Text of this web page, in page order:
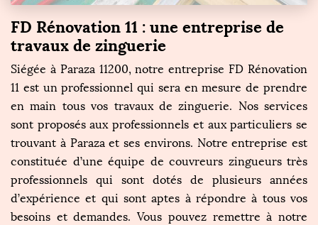
FD Rénovation 11 : une entreprise de
travaux de zinguerie
Siégée à Paraza 11200, notre entreprise FD Rénovation
11 est un professionnel qui sera en mesure de prendre
en main tous vos travaux de zinguerie. Nos services
sont proposés aux professionnels et aux particuliers se
trouvant à Paraza et ses environs. Notre entreprise est
constituée d’une équipe de couvreurs zingueurs très
professionnels qui sont dotés de plusieurs années
d’expérience et qui sont aptes à répondre à tous vos
besoins et demandes. Vous pouvez remettre à notre